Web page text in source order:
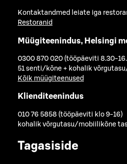
Kontaktandmed leiate iga
Restoranid
Müügiteenindus, Helsingi
0300 870 020 (tööpäeviti 8.30-
51 senti/kõne + kohalik
Kõik müügiteenused
Klienditeenindus
010 76 5858 (tööpäeviti klo 9-16)
kohalik võrgutasu/mobiilikõne
Tagasiside